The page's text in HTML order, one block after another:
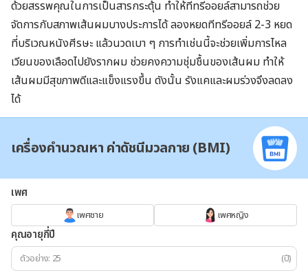
ด้วยสรรพคุณในการเป็นสารกระตุ้น ทำให้ทีทรีออยล์สามารถช่วย
จัดการกับสภาพเส้นผมบางประการได้ ลองหยดทีทรีออยล์ 2-3 หยด
ที่บริเวณหนังศีรษะ แล้วนวดเบา ๆ การทำเช่นนี้จะช่วยเพิ่มการไหล
เวียนของเลือดไปยังรากผม ช่วยคงความชุ่มชื้นของเส้นผม ทำให้
เส้นผมมีสุขภาพดีและแข็งแรงขึ้น ดังนั้น รังแคและผมร่วงจึงลดลง
ได้
เครื่องคำนวณหา ค่าดัชนีมวลกาย (BMI)
เพศ
เพศชาย เพศหญิง
คุณอายุกี่ปี
(ปี)